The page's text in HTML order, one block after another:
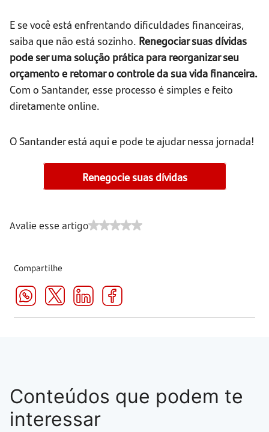
E se você está enfrentando dificuldades financeiras,
saiba que não está sozinho. Renegociar suas dívidas
pode ser uma solução prática para reorganizar seu
orçamento e retomar o controle da sua vida financeira.
Com o Santander, esse processo é simples e feito
diretamente online.
O Santander está aqui e pode te ajudar nessa jornada!
Renegocie suas dívidas
Avalie esse artigo
Compartilhe
Conteúdos que podem te
interessar